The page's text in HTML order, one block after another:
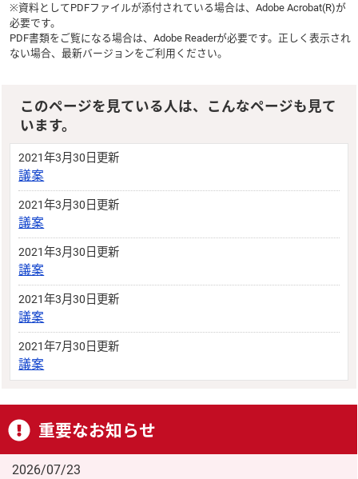
※資料としてPDFファイルが添付されている場合は、Adobe Acrobat(R)が
必要です。
PDF書類をご覧になる場合は、Adobe Readerが必要です。正しく表示され
ない場合、最新バージョンをご利用ください。
このページを見ている人は、こんなページも見て
います。
2021年3月30日更新
議案
2021年3月30日更新
議案
2021年3月30日更新
議案
2021年3月30日更新
議案
2021年7月30日更新
議案
重要なお知らせ
2026/07/23